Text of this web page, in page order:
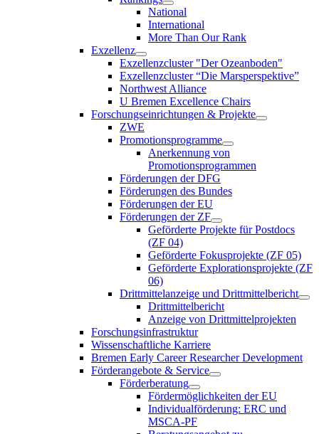
National
International
More Than Our Rank
Exzellenz
Exzellenzcluster "Der Ozeanboden"
Exzellenzcluster “Die Marsperspektive”
Northwest Alliance
U Bremen Excellence Chairs
Forschungseinrichtungen & Projekte
ZWE
Promotionsprogramme
Anerkennung von
Promotionsprogrammen
Förderungen der DFG
Förderungen des Bundes
Förderungen der EU
Förderungen der ZF
Geförderte Projekte für Postdocs
(ZF 04)
Geförderte Fokusprojekte (ZF 05)
Geförderte Explorationsprojekte (ZF
06)
Drittmittelanzeige und Drittmittelbericht
Drittmittelbericht
Anzeige von Drittmittelprojekten
Forschungsinfrastruktur
Wissenschaftliche Karriere
Bremen Early Career Researcher Development
Förderangebote & Service
Förderberatung
Fördermöglichkeiten der EU
Individualförderung: ERC und
MSCA-PF